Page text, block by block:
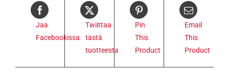
Jaa
Facebookissa
Twiittaa
tästä
tuotteesta
Pin
This
Product
Email
This
Product